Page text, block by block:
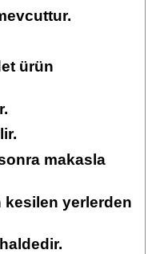
ürün
makasla
yerlerden